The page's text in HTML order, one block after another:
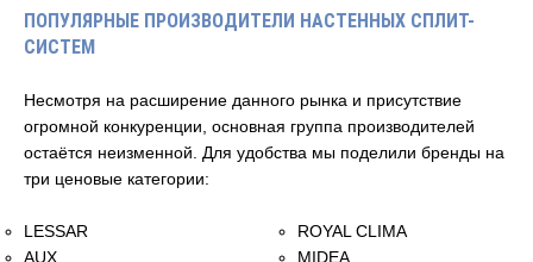
ПОПУЛЯРНЫЕ ПРОИЗВОДИТЕЛИ НАСТЕННЫХ СПЛИТ-
СИСТЕМ
Несмотря на расширение данного рынка и присутствие
огромной конкуренции, основная группа производителей
остаётся неизменной. Для удобства мы поделили бренды на
три ценовые категории:
LESSAR
AUX
ROYAL CLIMA
MIDEA